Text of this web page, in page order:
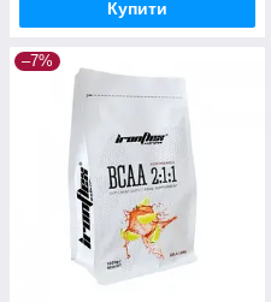
Купити
–7%